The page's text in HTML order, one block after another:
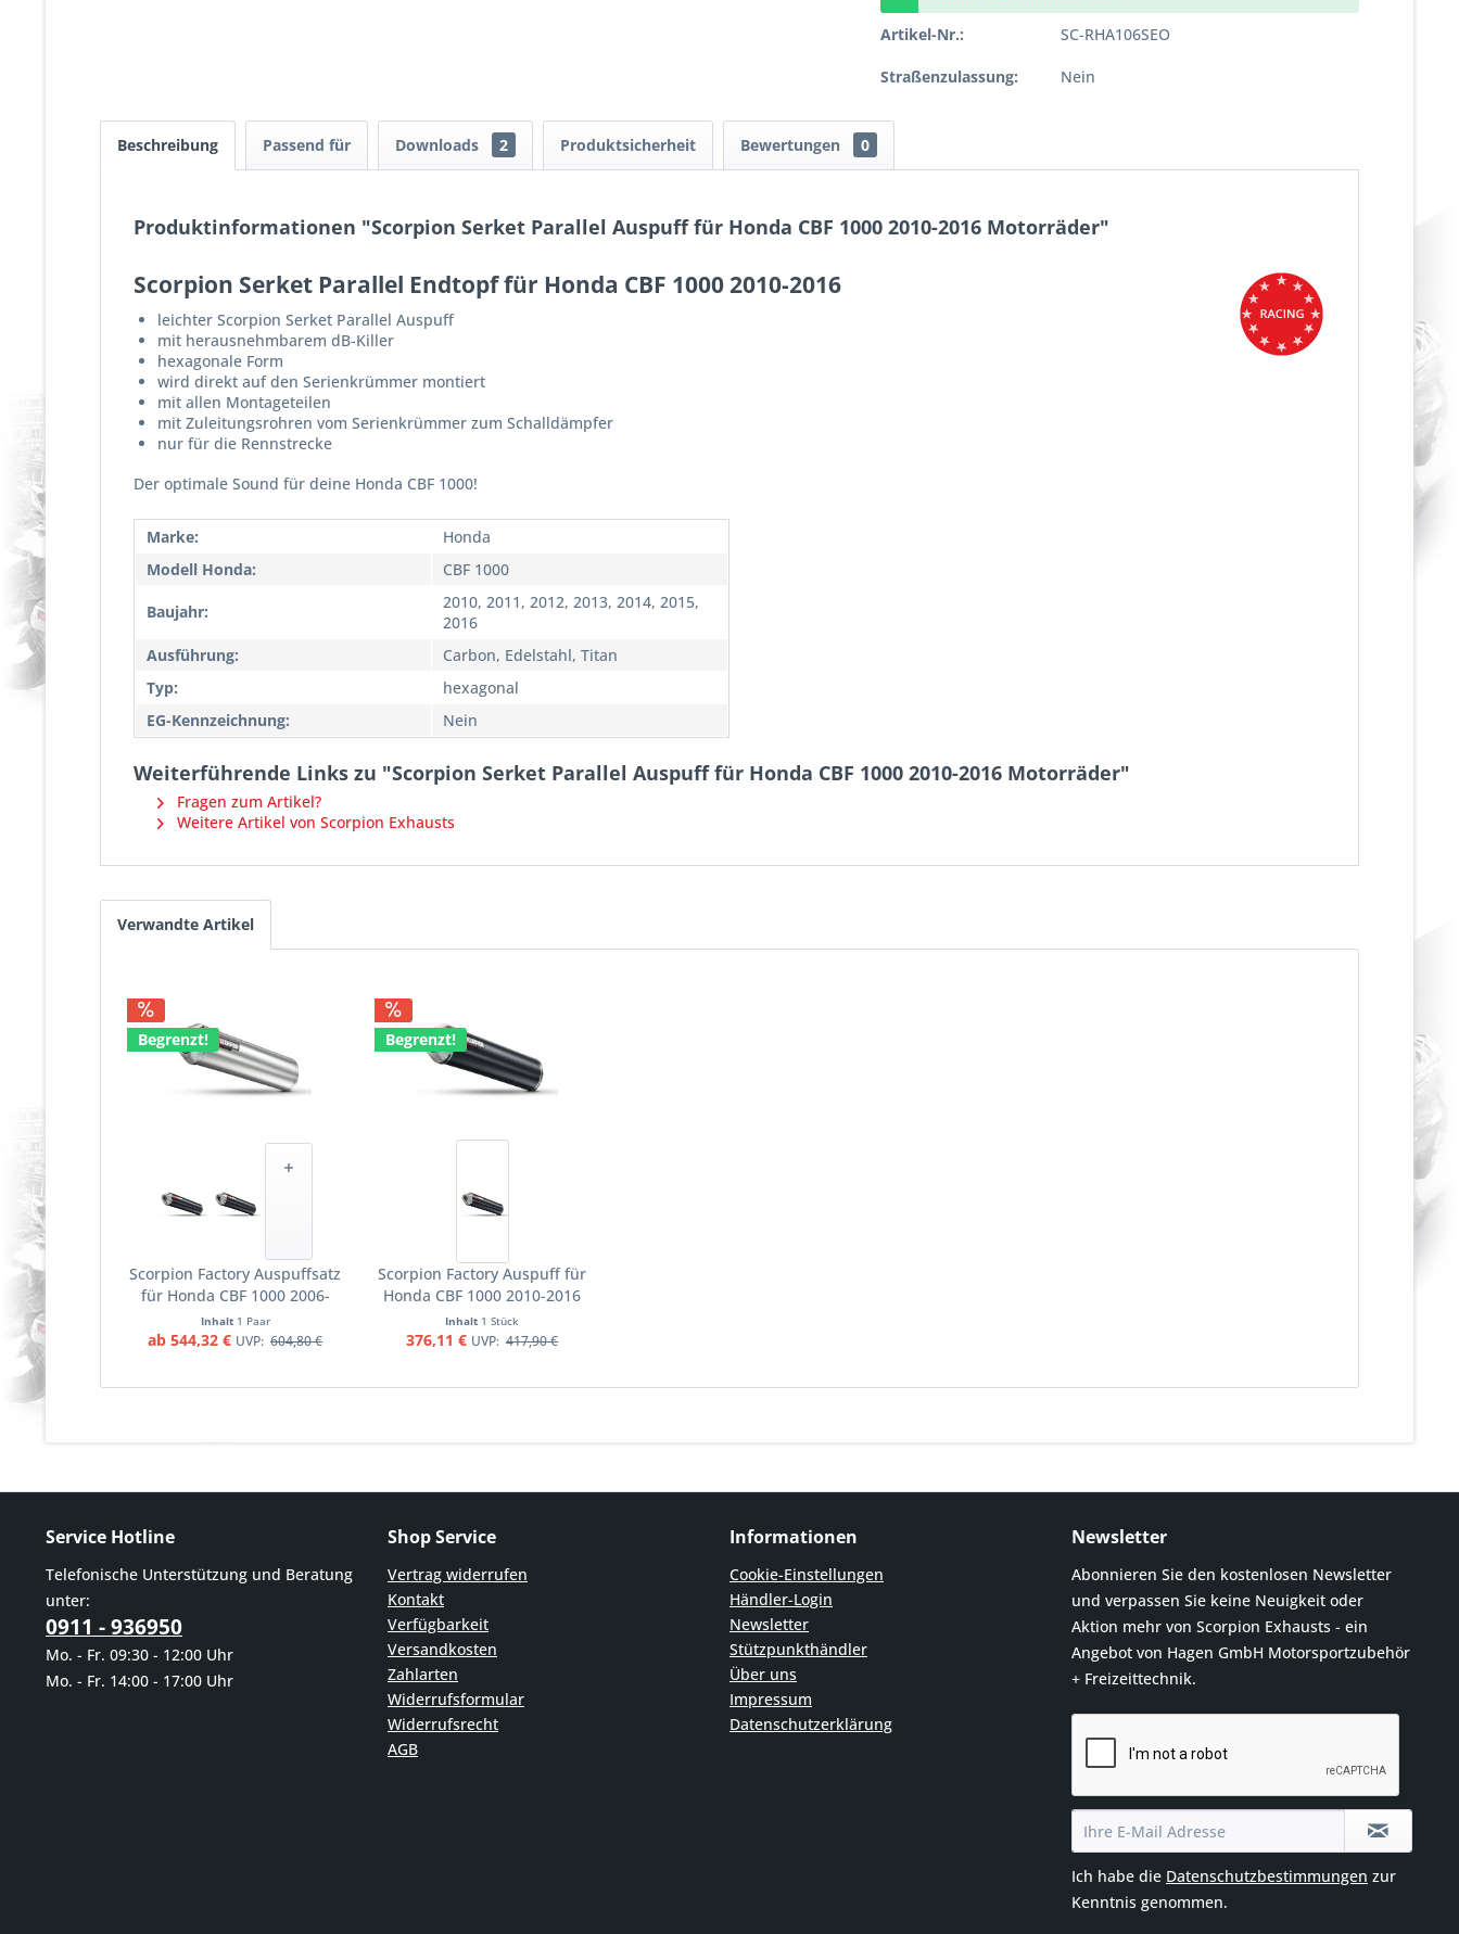
Artikel-Nr.: SC-RHA106SEO
Straßenzulassung: Nein
Beschreibung Passend für Downloads 2 Produktsicherheit Bewertungen 0
Produktinformationen "Scorpion Serket Parallel Auspuff für Honda CBF 1000 2010-2016 Motorräder"
Scorpion Serket Parallel Endtopf für Honda CBF 1000 2010-2016
leichter Scorpion Serket Parallel Auspuff
mit herausnehmbarem dB-Killer
hexagonale Form
wird direkt auf den Serienkrümmer montiert
mit allen Montageteilen
mit Zuleitungsrohren vom Serienkrümmer zum Schalldämpfer
nur für die Rennstrecke
Der optimale Sound für deine Honda CBF 1000!
Marke:
Honda
Modell Honda:
CBF 1000
Baujahr:
2010, 2011, 2012, 2013, 2014, 2015,
2016
Ausführung:
Carbon, Edelstahl, Titan
Typ:
hexagonal
EG-Kennzeichnung:
Nein
Weiterführende Links zu "Scorpion Serket Parallel Auspuff für Honda CBF 1000 2010-2016 Motorräder"
Fragen zum Artikel?
Weitere Artikel von Scorpion Exhausts
Verwandte Artikel
Begrenzt!
Scorpion Factory Auspuffsatz
für Honda CBF 1000 2006-
2010 Motorräder
Inhalt 1 Paar
ab 544,32 € UVP: 604,80 €
Begrenzt!
Scorpion Factory Auspuff für
Honda CBF 1000 2010-2016
Motorräder
Inhalt 1 Stück
376,11 € UVP: 417,90 €
Service Hotline
Telefonische Unterstützung und Beratung
unter:
0911 - 936950
Mo. - Fr. 09:30 - 12:00 Uhr
Mo. - Fr. 14:00 - 17:00 Uhr
Shop Service
Vertrag widerrufen
Kontakt
Verfügbarkeit
Versandkosten
Zahlarten
Widerrufsformular
Widerrufsrecht
AGB
Informationen
Cookie-Einstellungen
Händler-Login
Newsletter
Stützpunkthändler
Über uns
Impressum
Datenschutzerklärung
Newsletter
Abonnieren Sie den kostenlosen Newsletter
und verpassen Sie keine Neuigkeit oder
Aktion mehr von Scorpion Exhausts - ein
Angebot von Hagen GmbH Motorsportzubehör
+ Freizeittechnik.
Ich habe die Datenschutzbestimmungen zur
Kenntnis genommen.